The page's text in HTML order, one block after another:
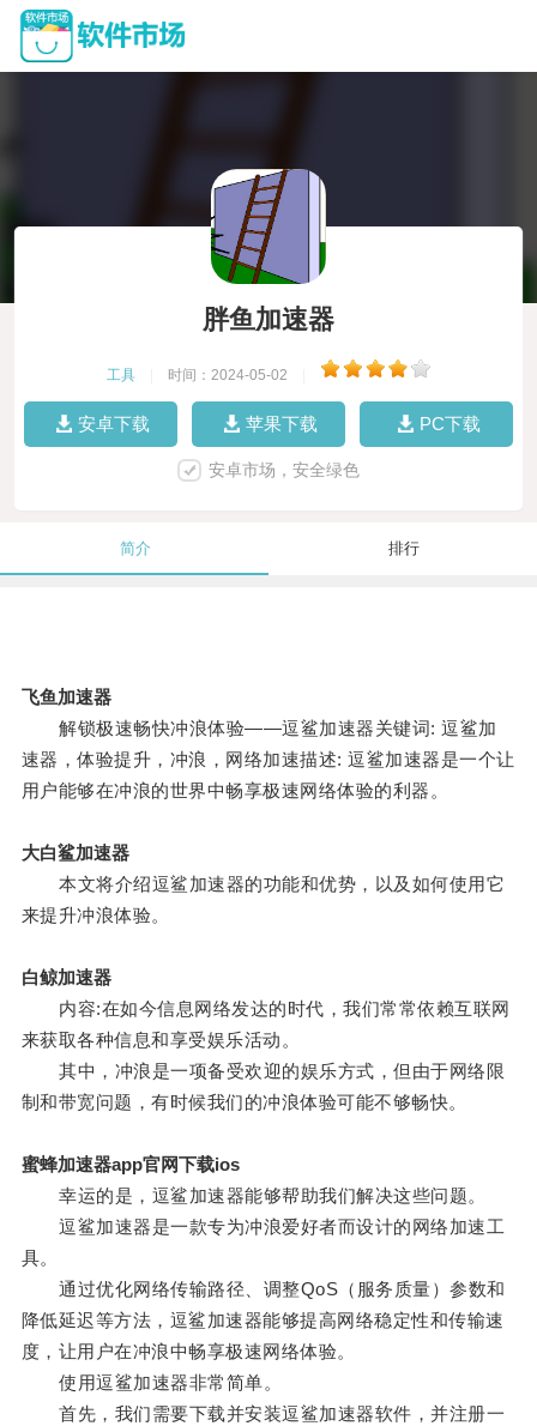
胖鱼加速器
工具 时间：2024-05-02
安卓下载 苹果下载 PC下载
安卓市场，安全绿色
简介 排行
飞鱼加速器
解锁极速畅快冲浪体验——逗鲨加速器关键词: 逗鲨加
速器，体验提升，冲浪，网络加速描述: 逗鲨加速器是一个让
用户能够在冲浪的世界中畅享极速网络体验的利器。
大白鲨加速器
本文将介绍逗鲨加速器的功能和优势，以及如何使用它
来提升冲浪体验。
白鲸加速器
内容:在如今信息网络发达的时代，我们常常依赖互联网
来获取各种信息和享受娱乐活动。
其中，冲浪是一项备受欢迎的娱乐方式，但由于网络限
制和带宽问题，有时候我们的冲浪体验可能不够畅快。
蜜蜂加速器app官网下载ios
幸运的是，逗鲨加速器能够帮助我们解决这些问题。
逗鲨加速器是一款专为冲浪爱好者而设计的网络加速工
具。
通过优化网络传输路径、调整QoS（服务质量）参数和
降低延迟等方法，逗鲨加速器能够提高网络稳定性和传输速
度，让用户在冲浪中畅享极速网络体验。
使用逗鲨加速器非常简单。
首先，我们需要下载并安装逗鲨加速器软件，并注册一